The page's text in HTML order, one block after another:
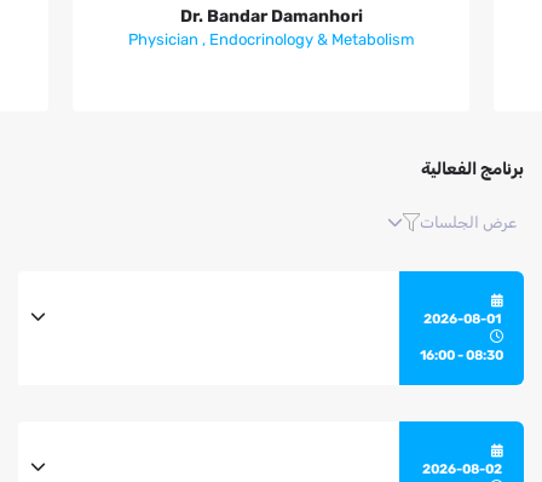
Dr. Bandar Damanhori
Physician , Endocrinology & Metabolism
برنامج الفعالية
عرض الجلسات
2026-08-01
08:30 - 16:00
2026-08-02